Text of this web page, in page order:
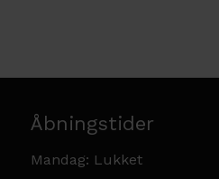
Åbningstider
Mandag: Lukket